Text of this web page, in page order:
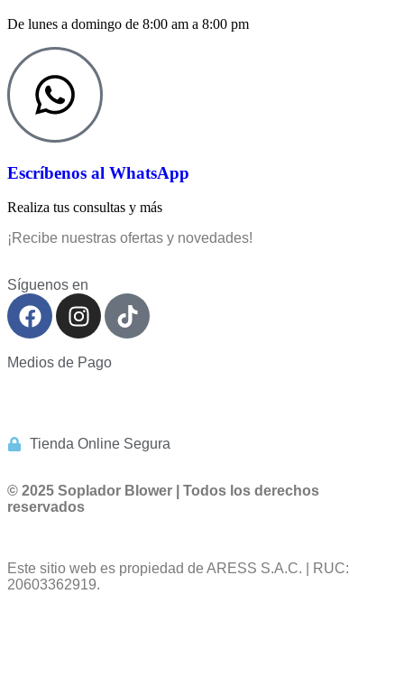
De lunes a domingo de 8:00 am a 8:00 pm
Escríbenos al WhatsApp
Realiza tus consultas y más
¡Recibe nuestras ofertas y novedades!
Síguenos en
Medios de Pago
Tienda Online Segura
© 2025 Soplador Blower | Todos los derechos
reservados
Este sitio web es propiedad de ARESS S.A.C. | RUC:
20603362919.